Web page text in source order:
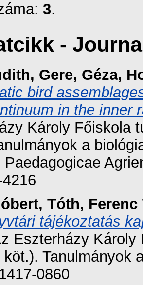
3.
-
, Gere, Géza,
bird
in the inner
Károly Főiskola
a
, Tóth, Ferenc
tájékoztatás
Eszterházy
Tanulmányok
0860